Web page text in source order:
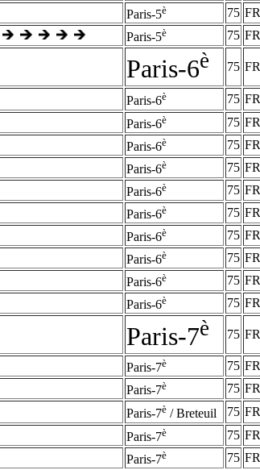
Paris-5è 75 FR
Paris-5è 75 FR
Paris-6è 75 FR
Paris-6è 75 FR
Paris-6è 75 FR
Paris-6è 75 FR
Paris-6è 75 FR
Paris-6è 75 FR
Paris-6è 75 FR
Paris-6è 75 FR
Paris-6è 75 FR
Paris-6è 75 FR
Paris-6è 75 FR
Paris-7è 75 FR
Paris-7è 75 FR
Paris-7è 75 FR
Paris-7è / Breteuil 75 FR
Paris-7è 75 FR
Paris-7è 75 FR